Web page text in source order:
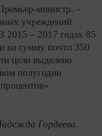
министр. –
учреждений
2015 – 2017 годах 85
на сумму почти 350
цели выделено
полугодии
Гордеева.